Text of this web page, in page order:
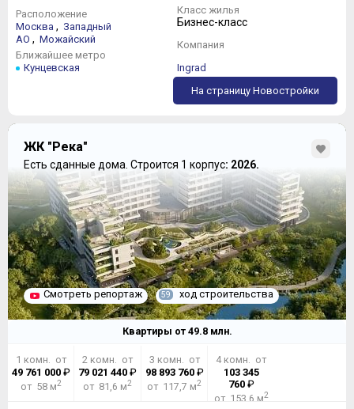
Расположение
Москва , Западный
АО , Можайский
Ближайшее метро
Кунцевская
Класс жилья
Бизнес-класс
Компания
Ingrad
На страницу Новостройки
ЖК "Река"
Есть сданные дома. Строится 1 корпус: 2026.
Смотреть репортаж 59 ход строительства
Квартиры от 49.8млн.
1 комн. от
49 761 000₽
от 58 м2
2 комн. от
79 021 440 ₽
от 81,6 м2
3 комн. от
98 893 760₽
от 117,7 м2
4 комн. от
103 345
760₽
от 153,6 м2